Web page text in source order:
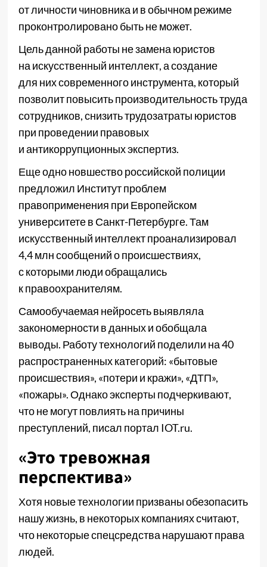
от личности чиновника и в обычном режиме
проконтролировано быть не может.
Цель данной работы не замена юристов
на искусственный интеллект, а создание
для них современного инструмента, который
позволит повысить производительность труда
сотрудников, снизить трудозатраты юристов
при проведении правовых
и антикоррупционных экспертиз.
Еще одно новшество российской полиции
предложил Институт проблем
правоприменения при Европейском
университете в Санкт-Петербурге. Там
искусственный интеллект проанализировал
4,4 млн сообщений о происшествиях,
с которыми люди обращались
к правоохранителям.
Самообучаемая нейросеть выявляла
закономерности в данных и обобщала
выводы. Работу технологий поделили на 40
распространенных категорий: «бытовые
происшествия», «потери и кражи», «ДТП»,
«пожары». Однако эксперты подчеркивают,
что не могут повлиять на причины
преступлений, писал портал IOT.ru.
«Это тревожная
перспектива»
Хотя новые технологии призваны обезопасить
нашу жизнь, в некоторых компаниях считают,
что некоторые спецсредства нарушают права
людей.